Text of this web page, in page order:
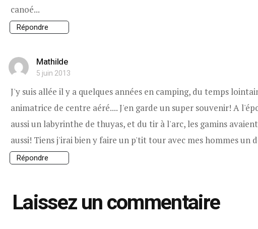
canoé...
Répondre
Mathilde
5 juin 2013
J'y suis allée il y a quelques années en camping, du temps
animatrice de centre aéré.... J'en garde un super souvenir! A
aussi un labyrinthe de thuyas, et du tir à l'arc, les gamins
aussi! Tiens j'irai bien y faire un p'tit tour avec mes hommes un
Répondre
Laissez un commentaire